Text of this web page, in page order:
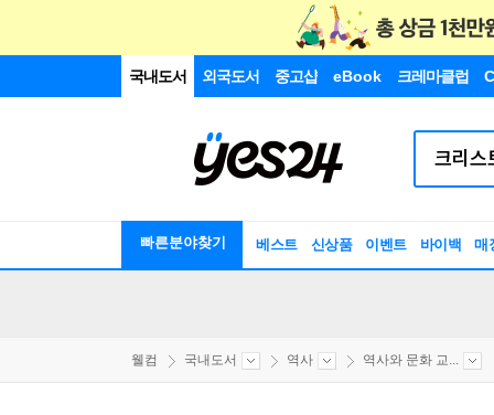
국내도서 외국도서 중고샵 eBook 크레마클럽
빠른분야찾기 베스트 신상품 이벤트 바이백 매
웰컴 국내도서 역사 역사와 문화 교...